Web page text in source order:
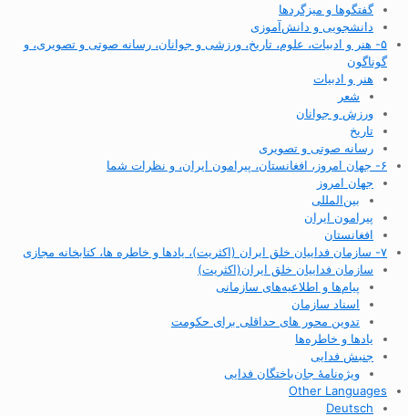
گفتگوها و میزگردها
دانشجویی و دانش‌آموزی
۵- هنر و ادبیات، علوم، تاریخ، ورزشی و جوانان، رسانه صوتی و تصویری، و
گوناگون
هنر و ادبیات
شعر
ورزش و جوانان
تاریخ
رسانه صوتی و تصویری
۶- جهان امروز، افغانستان، پیرامون ایران، و نظرات شما
جهان امروز
بین‌المللی
پیرامون ایران
افغانستان
۷- سازمان فداییان خلق ایران (اکثریت)، یادها و خاطره ها، کتابخانه مجازی
سازمان فداییان خلق ایران(اکثریت)
پیام‌ها و اطلاعیه‌های سازمانی
اسناد سازمان
تدوین محور های حداقلی برای حکومت
یادها و خاطره‌ها
جنبش فدایی
ویژه‌نامهٔ جان‌باختگان فدایی
Other Languages
Deutsch